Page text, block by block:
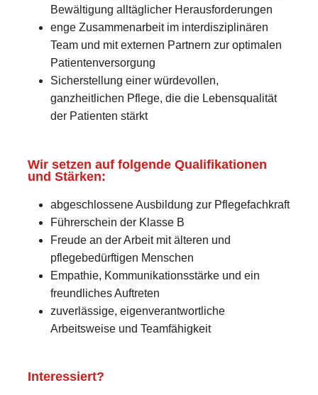
Bewältigung alltäglicher Herausforderungen
enge Zusammenarbeit im interdisziplinären
Team und mit externen Partnern zur optimalen
Patientenversorgung
Sicherstellung einer würdevollen,
ganzheitlichen Pflege, die die Lebensqualität
der Patienten stärkt
Wir setzen auf folgende Qualifikationen
und Stärken:
abgeschlossene Ausbildung zur Pflegefachkraft
Führerschein der Klasse B
Freude an der Arbeit mit älteren und
pflegebedürftigen Menschen
Empathie, Kommunikationsstärke und ein
freundliches Auftreten
zuverlässige, eigenverantwortliche
Arbeitsweise und Teamfähigkeit
Interessiert?